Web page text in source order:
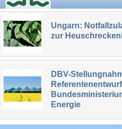
Ungarn:
zur
DBV-
Energie